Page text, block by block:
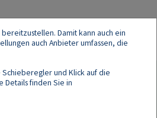
Damit kann auch ein
auch Anbieter umfassen, die
Schieberegler und Klick auf die
Details finden Sie in